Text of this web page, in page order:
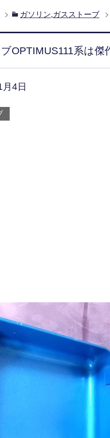
ガソリン,ガスストーブ
OPTIMUS111系は傑
4日